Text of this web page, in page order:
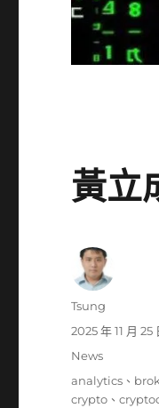
黃立
作
Tsung
發
期:
2025 年 11 月 25
分
News
標
籤
analytics 、
crypto 、